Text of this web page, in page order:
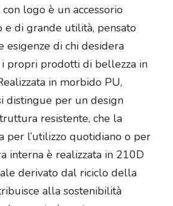
logo è un accessorio
e di grande utilità, pensato
esigenze di chi desidera
propri prodotti di bellezza in
in morbido PU,
distingue per un design
resistente, che la
per l’utilizzo quotidiano o per
interna è realizzata in 210D
derivato dal riciclo della
alla sostenibilità